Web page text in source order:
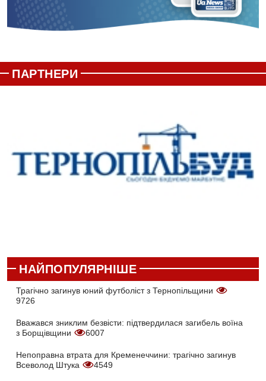
ПАРТНЕРИ
НАЙПОПУЛЯРНІШЕ
Трагічно загинув юний футболіст з Тернопільщини
9726
Вважався зниклим безвісти: підтвердилася загибель воїна
з Борщівщини
6007
Непоправна втрата для Кременеччини: трагічно загинув
Всеволод Штука
4549